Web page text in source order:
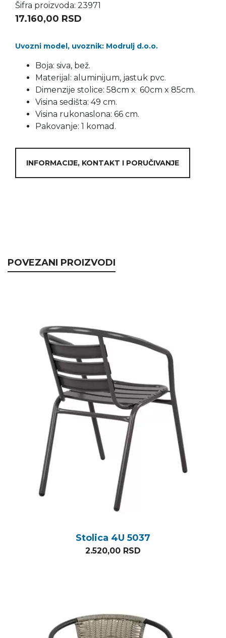
Šifra proizvoda: 23971
17.160,00 RSD
Uvozni model, uvoznik: Modrulj d.o.o.
Boja: siva, bež.
Materijal: aluminijum, jastuk pvc.
Dimenzije stolice: 58cm x 60cm x 85cm.
Visina sedišta: 49 cm.
Visina rukonaslona: 66 cm.
Pakovanje: 1 komad.
INFORMACIJE, KONTAKT I PORUČIVANJE
POVEZANI PROIZVODI
Stolica 4U 5037
2.520,00 RSD